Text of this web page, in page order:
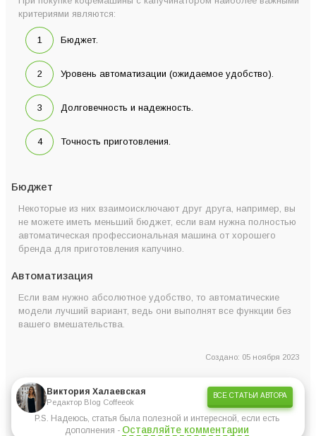
Кофемашина Saeco
Кофемашина Delonghi
Nespresso Lattissima
One EN510.B
Кофемашина Saeco
Lirika One Touch
критериями являются:
Бюджет.
Уровень автоматизации (ожидаемое удобство).
Долговечность и надежность.
Точность приготовления.
Бюджет
Некоторые из них взаимоисключают друг друга, например, вы
не можете иметь меньший бюджет, если вам нужна полностью
автоматическая профессиональная машина от хорошего
бренда для приготовления капучино.
Автоматизация
Если вам нужно абсолютное удобство, то автоматические
модели лучший вариант, ведь они выполнят все функции без
вашего вмешательства.
Создано: 05 ноября 2023
Виктория Халаевская
Редактор Blog Coffeeok
ВСЕ СТАТЬИ АВТОРА
P.S. Надеюсь, статья была полезной и интересной, если есть
дополнения - Оставляйте комментарии